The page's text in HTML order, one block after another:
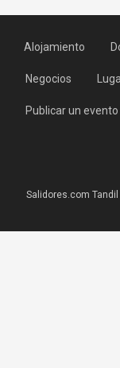
Alojamiento
Negocios
Publicar un evento
Salidores.com